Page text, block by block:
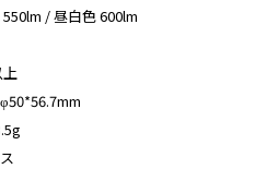
/ 昼白色 600lm
上